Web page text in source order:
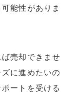
能性がありま
売却できませ
に進めたいの
ートを受ける